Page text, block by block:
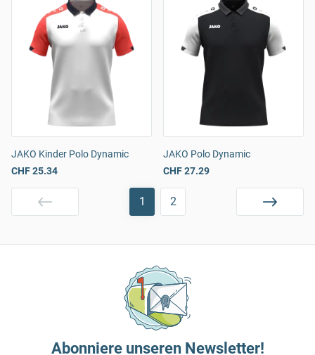
JAKO Kinder Polo Dynamic
CHF 25.34
JAKO Polo Dynamic
CHF 27.29
1 2
Abonniere unseren Newsletter!